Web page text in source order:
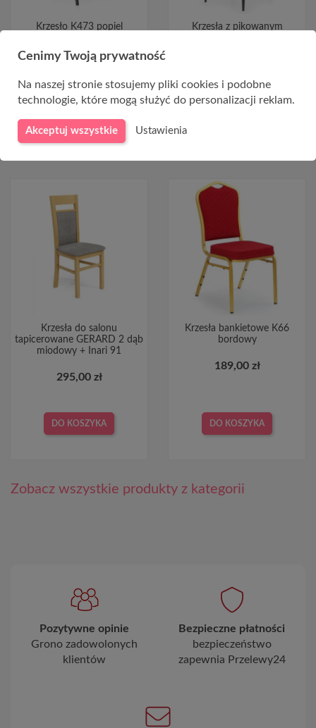
Krzesło K473 popiel
306,00 zł
DO KOSZYKA
Krzesła z pikowanym
Krzesła do salonu
tapicerowane GERARD 2 dąb
miodowy + Inari 91
295,00 zł
DO KOSZYKA
Krzesła bankietowe K66
bordowy
189,00 zł
DO KOSZYKA
Zobacz wszystkie produkty z kategorii
Pozytywne opinie
Grono zadowolonych
klientów
Bezpieczne płatności
bezpieczeństwo
zapewnia Przelewy24
Cenimy Twoją prywatność
Na naszej stronie stosujemy pliki cookies i podobne
technologie, które mogą służyć do personalizacji reklam.
Akceptuj wszystkie Ustawienia